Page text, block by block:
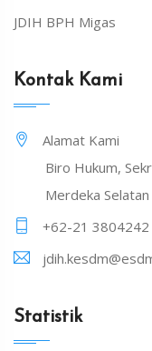
JDIH BPH Migas
Kontak Kami
Alamat Kami
Biro Hukum,
Merdeka
+62-21 3804242
Statistik